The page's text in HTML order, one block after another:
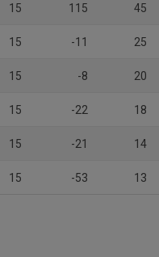
15 115 45
15 -11 25
15 -8 20
15 -22 18
15 -21 14
15 -53 13